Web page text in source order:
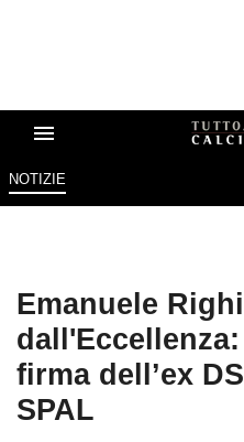
NOTIZIE
Emanuele
firma dell’ex
SPAL